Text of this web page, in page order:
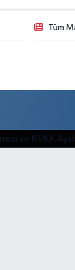
Tüm
ve KVKK